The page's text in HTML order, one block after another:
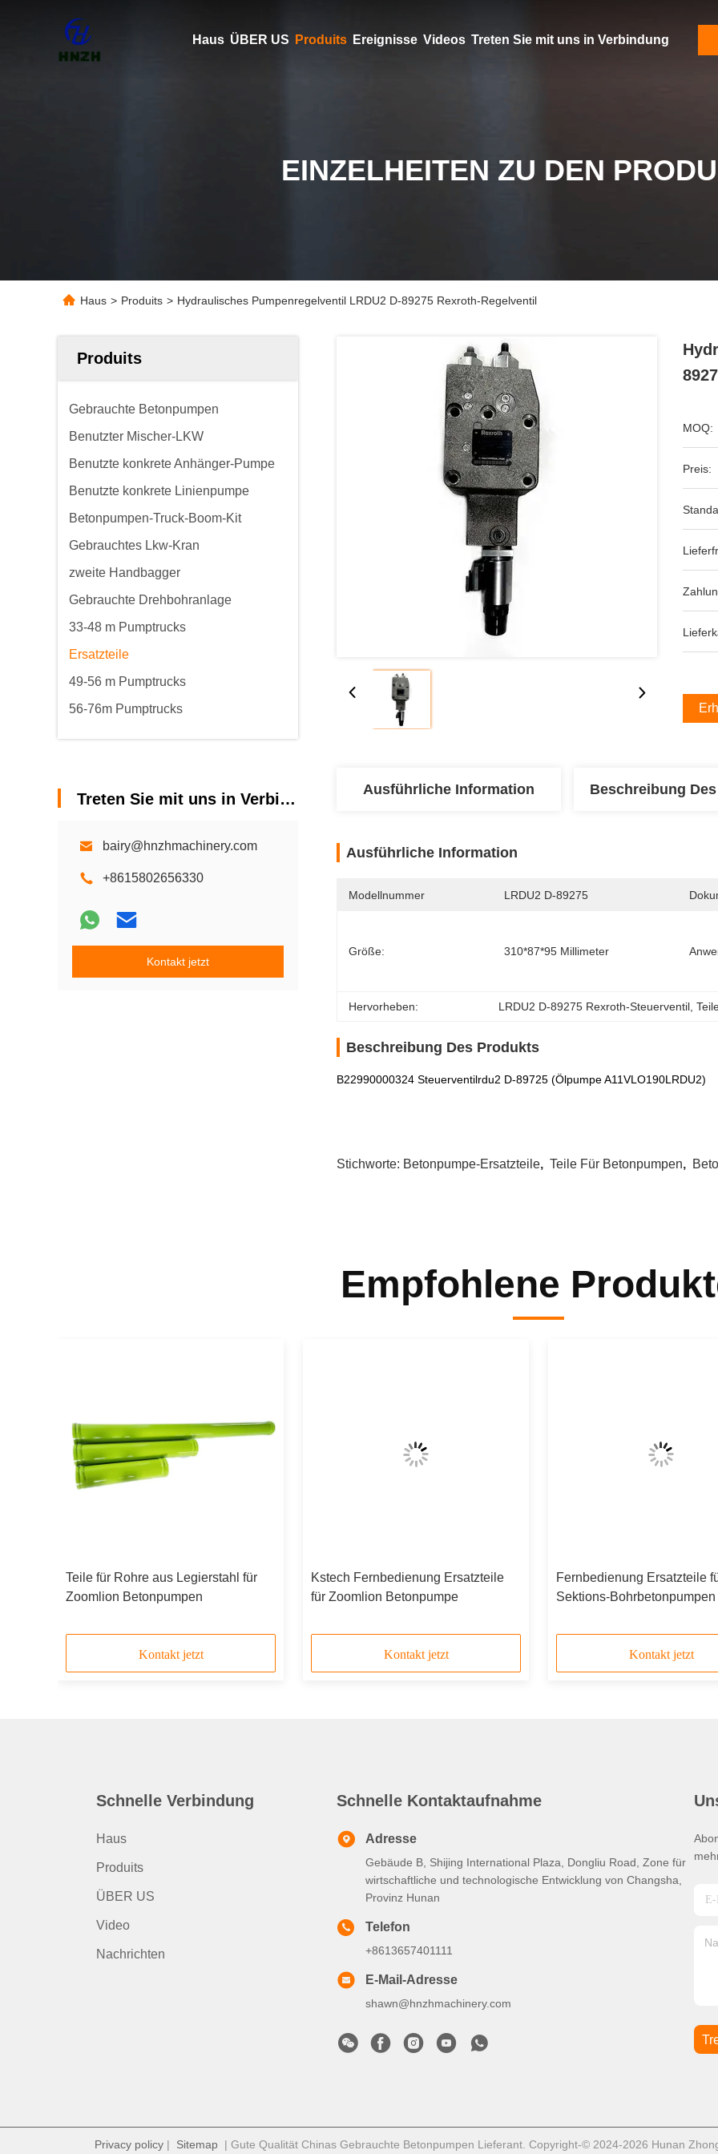
Haus ÜBER US Produits Ereignisse Videos Treten Sie mit uns in Verbindung
EINZELHEITEN ZU DEN
Haus > Produits > Hydraulisches Pumpenregelventil LRDU2 D-89275 Rexroth-Regelventil
Produits
Gebrauchte Betonpumpen
Benutzter Mischer-LKW
Benutzte konkrete Anhänger-Pumpe
Benutzte konkrete Linienpumpe
Betonpumpen-Truck-Boom-Kit
Gebrauchtes Lkw-Kran
zweite Handbagger
Gebrauchte Drehbohranlage
33-48 m Pumptrucks
Ersatzteile
49-56 m Pumptrucks
56-76m Pumptrucks
Treten Sie mit uns in Verbindung
bairy@hnzhmachinery.com
+8615802656330
Kontakt jetzt
MOQ:
Preis:
Ausführliche Information Beschreibung
Ausführliche Information
Modellnummer LRDU2 D-89275
Größe: 310*87*95 Millimeter
Hervorheben: LRDU2 D-89275 Rexroth-Steuerventil ,
Beschreibung Des Produkts
B22990000324 Steuerventilrdu2 D-89725 (Ölpumpe A11VLO190LRDU2)
Stichworte: Betonpumpe-Ersatzteile, Teile Für Betonpumpen,
Empfohlene
Teile für Rohre aus Legierstahl für
Zoomlion Betonpumpen
Kontakt jetzt
Kstech Fernbedienung Ersatzteile
für Zoomlion Betonpumpe
Kontakt jetzt
Fernbedienung Ersatzteile
Sektions-Bohrbetonpumpen
Kontakt jetzt
Schnelle Verbindung
Haus
Produits
ÜBER US
Video
Nachrichten
Schnelle Kontaktaufnahme
Adresse
Gebäude B, Shijing International Plaza, Dongliu Road, Zone für
wirtschaftliche und technologische Entwicklung von Changsha,
Provinz Hunan
Telefon
+8613657401111
E-Mail-Adresse
shawn@hnzhmachinery.com
Privacy policy | Sitemap | Gute Qualität Chinas Gebrauchte Betonpumpen Lieferant. Copyright-© 2024-2026 Hunan